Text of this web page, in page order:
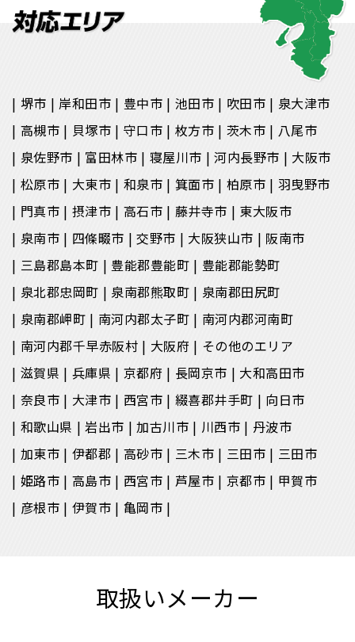
堺市 岸和田市 豊中市 池田市 吹田市
泉大津市
高槻市
貝塚市 守口市 枚方市 茨木市
八尾市
泉佐野市
富田林市 寝屋川市 河内長野市
大阪市
松原市
大東市 和泉市 箕面市 柏原市
羽曳野市
門真市
摂津市 高石市 藤井寺市
東大阪市
泉南市
四條畷市 交野市 大阪狭山市
阪南市
三島郡島本町
豊能郡豊能町
豊能郡能勢町
泉北郡忠岡町
泉南郡熊取町
泉南郡田尻町
泉南郡岬町
南河内郡太子町
南河内郡河南町
南河内郡千早赤阪村
大阪府
その他のエリア
滋賀県
兵庫県 京都府 長岡京市
大和高田市
奈良市
大津市 西宮市 綴喜郡井手町
向日市
和歌山県
岩出市 加古川市 川西市
丹波市
加東市
伊都郡 高砂市 三木市 三田市
三田市
姫路市
高島市 西宮市 芦屋市 京都市
甲賀市
彦根市
伊賀市 亀岡市
取扱いメーカー